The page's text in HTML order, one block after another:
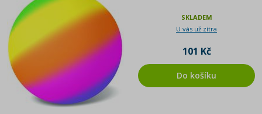
SKLADEM
U vás už zítra
101 Kč
Do košíku